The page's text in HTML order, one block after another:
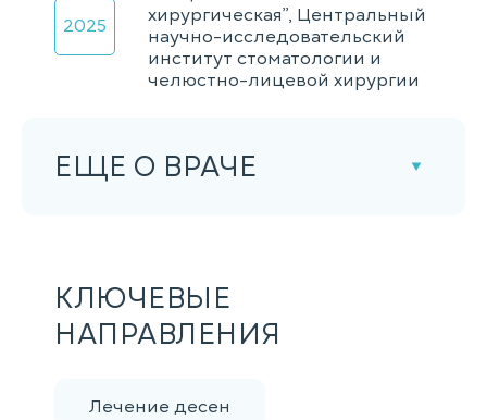
2025
хирургическая”, Центральный
научно-исследовательский
институт стоматологии и
челюстно-лицевой хирургии
ЕЩЕ О ВРАЧЕ
КЛЮЧЕВЫЕ
НАПРАВЛЕНИЯ
Лечение десен